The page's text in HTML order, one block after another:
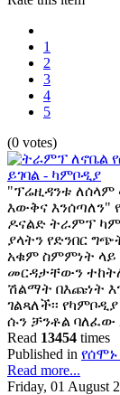
1
2
3
4
5
(0 votes)
"ፕሬዚዳንቱ ለሰላም
እውቅና እንሰጣለን"
ዶናልድ ትራምፕ
ያላትን የድንበር
አቁም ስምምነት ላይ
መርዳታቸውን
ሽልማት በእጩነት
ገልጻለች፡፡
ሱን ቻንቶል ባለፈው
Read 13454 times
Published in የሰሞኑ
Read more...
Friday, 01 August